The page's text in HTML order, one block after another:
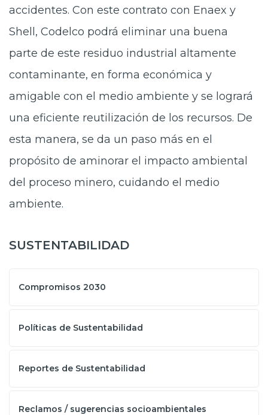
accidentes. Con este contrato con Enaex y
Shell, Codelco podrá eliminar una buena
parte de este residuo industrial altamente
contaminante, en forma económica y
amigable con el medio ambiente y se logrará
una eficiente reutilización de los recursos. De
esta manera, se da un paso más en el
propósito de aminorar el impacto ambiental
del proceso minero, cuidando el medio
ambiente.
SUSTENTABILIDAD
Compromisos 2030
Políticas de Sustentabilidad
Reportes de Sustentabilidad
Reclamos / sugerencias socioambientales